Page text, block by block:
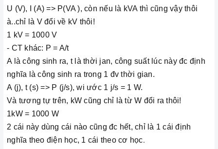
U (V), I (A) => P(VA ), còn nếu là kVA thì cũng vậy thôi
à..chỉ là V đổi về kV thôi!
1 kV = 1000 V
- CT khác: P = A/t
A là công sinh ra, t là thời jan, công suất lúc này đc định
nghĩa là công sinh ra trong 1 đv thời gian.
A (j), t (s) => P (j/s), wi ước 1 j/s = 1 W.
Và tương tự trên, kW cũng chỉ là từ W đổi ra thôi!
1kW = 1000 W
2 cái này dùng cái nào cũng đc hết, chỉ là 1 cái định
nghĩa theo điện học, 1 cái theo cơ học.